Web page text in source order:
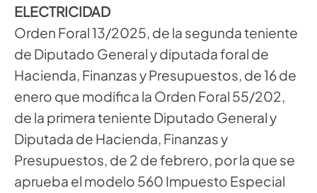
ELECTRICIDAD
Orden Foral 13/2025, de la segunda teniente
de Diputado General y diputada foral de
Hacienda, Finanzas y Presupuestos, de 16 de
enero que modifica la Orden Foral 55/202,
de la primera teniente Diputado General y
Diputada de Hacienda, Finanzas y
Presupuestos, de 2 de febrero, por la que se
aprueba el modelo 560 Impuesto Especial